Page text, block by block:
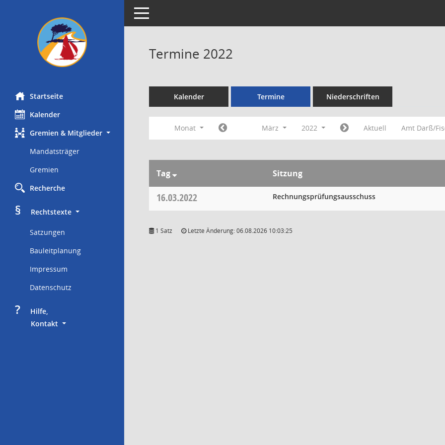
Startseite
Kalender
Gremien & Mitglieder
Mandatsträger
Gremien
Recherche
§
     Rechtstexte
Satzungen
Bauleitplanung
Impressum
Datenschutz
?
     Hilfe,
Kontakt
Toggle navigation
Termine 2022
Kalender Termine Niederschriften
Monat März 2022 Aktuell Amt Darß/
Tag Sitzung
16.03.2022 Rechnungsprüfungsausschuss
1 Satz Letzte Änderung: 06.08.2026 10:03:25